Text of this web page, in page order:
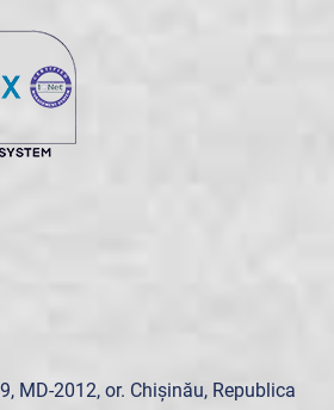
MD-2012, or. Chișinău, Republica